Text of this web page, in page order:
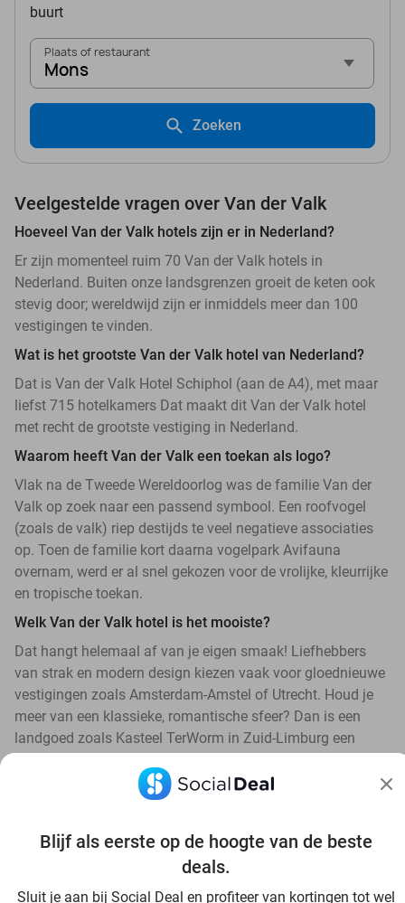
Blijf als eerste op de hoogte van de beste
deals.
Sluit je aan bij Social Deal en profiteer van kortingen tot wel
buurt
Plaats of restaurant
Mons
Zoeken
Veelgestelde vragen over Van der Valk
Hoeveel Van der Valk hotels zijn er in Nederland?
Er zijn momenteel ruim 70 Van der Valk hotels in
Nederland. Buiten onze landsgrenzen groeit de keten ook
stevig door; wereldwijd zijn er inmiddels meer dan 100
vestigingen te vinden.
Wat is het grootste Van der Valk hotel van Nederland?
Dat is Van der Valk Hotel Schiphol (aan de A4), met maar
liefst 715 hotelkamers Dat maakt dit Van der Valk hotel
met recht de grootste vestiging in Nederland.
Waarom heeft Van der Valk een toekan als logo?
Vlak na de Tweede Wereldoorlog was de familie Van der
Valk op zoek naar een passend symbool. Een roofvogel
(zoals de valk) riep destijds te veel negatieve associaties
op. Toen de familie kort daarna vogelpark Avifauna
overnam, werd er al snel gekozen voor de vrolijke, kleurrijke
en tropische toekan.
Welk Van der Valk hotel is het mooiste?
Dat hangt helemaal af van je eigen smaak! Liefhebbers
van strak en modern design kiezen vaak voor gloednieuwe
vestigingen zoals Amsterdam-Amstel of Utrecht. Houd je
meer van een klassieke, romantische sfeer? Dan is een
landgoed zoals Kasteel TerWorm in Zuid-Limburg een
Ontdek alle topdeals in jouw omgeving